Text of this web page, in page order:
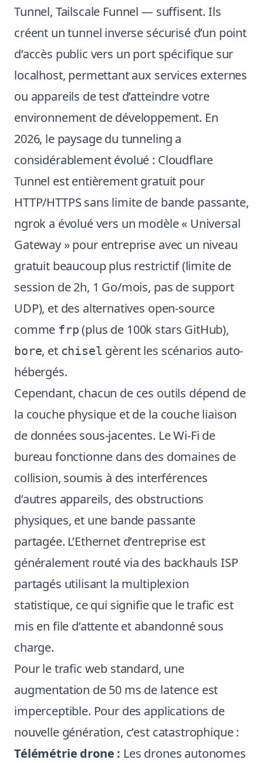
Tunnel, Tailscale Funnel — suffisent. Ils
créent un tunnel inverse sécurisé d’un point
d’accès public vers un port spécifique sur
localhost, permettant aux services externes
ou appareils de test d’atteindre votre
environnement de développement. En
2026, le paysage du tunneling a
considérablement évolué : Cloudflare
Tunnel est entièrement gratuit pour
HTTP/HTTPS sans limite de bande passante,
ngrok a évolué vers un modèle « Universal
Gateway » pour entreprise avec un niveau
gratuit beaucoup plus restrictif (limite de
session de 2h, 1 Go/mois, pas de support
UDP), et des alternatives open-source
comme frp (plus de 100k stars GitHub),
bore, et chisel gèrent les scénarios auto-
hébergés.
Cependant, chacun de ces outils dépend de
la couche physique et de la couche liaison
de données sous-jacentes. Le Wi-Fi de
bureau fonctionne dans des domaines de
collision, soumis à des interférences
d’autres appareils, des obstructions
physiques, et une bande passante
partagée. L’Ethernet d’entreprise est
généralement routé via des backhauls ISP
partagés utilisant la multiplexion
statistique, ce qui signifie que le trafic est
mis en file d’attente et abandonné sous
charge.
Pour le trafic web standard, une
augmentation de 50 ms de latence est
imperceptible. Pour des applications de
nouvelle génération, c’est catastrophique :
Télémétrie drone : Les drones autonomes